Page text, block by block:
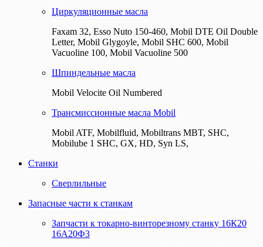
Циркуляционные масла
Faxam 32, Esso Nuto 150-460, Mobil DTE Oil Double
Letter, Mobil Glygoyle, Mobil SHC 600, Mobil
Vacuoline 100, Mobil Vacuoline 500
Шпиндельные масла
Mobil Velocite Oil Numbered
Трансмиссионные масла Mobil
Mobil ATF, Mobilfluid, Mobiltrans MBT, SHC,
Mobilube 1 SHC, GX, HD, Syn LS,
Станки
Сверлильные
Запасные части к станкам
Запчасти к токарно-винторезному станку 16К20
16А20Ф3